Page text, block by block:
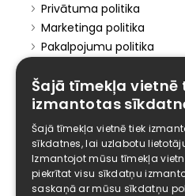
Privātuma politika
Marketinga politika
Pakalpojumu politika
Atteikties no mārketinga
Elīzings
Affiliate
Karjera
Kontakti
Šajā tīmekļa vietnē
izmantotas
Šajā tīmekļa vietnē tiek
sīkdatnes, lai uzlabotu
Izmantojot mūsu tīmekļa
piekrītat visu sīkdatņu
saskaņā ar mūsu sīkdatņu